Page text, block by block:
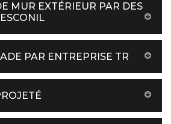
MUR EXTÉRIEUR PAR DES
PAR ENTREPRISE TR